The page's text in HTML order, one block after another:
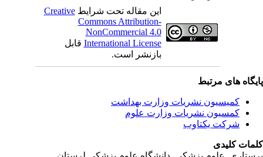
این مقاله تحت شرایطCreative
Commons Attribution-
NonCommercial 4.0
International Licenseقابل
بازنشر است.
های مرتبط
کمیسیون نشریات وزارت بهداشت
کمسیون نشریات وزارت علوم
شرکت یکتاوب
کلیدی